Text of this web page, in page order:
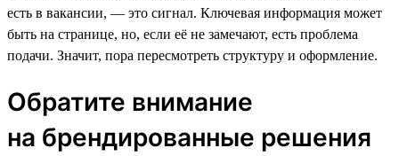
есть в вакансии, — это сигнал. Ключевая информация может
быть на странице, но, если её не замечают, есть проблема
подачи. Значит, пора пересмотреть структуру и оформление.
Обратите внимание
на брендированные решения